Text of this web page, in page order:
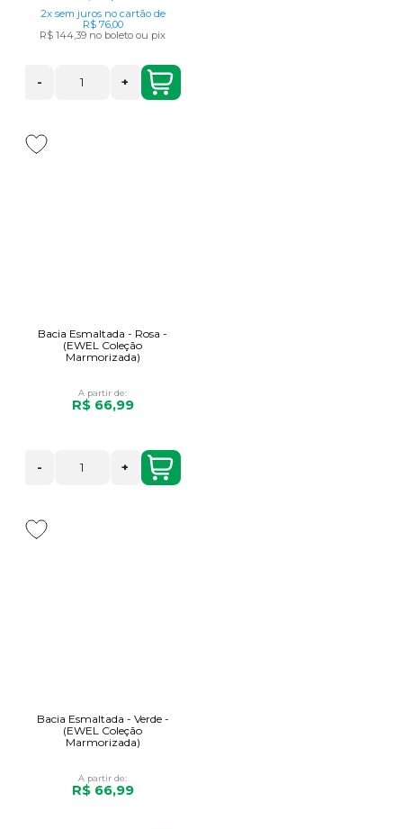
2x sem juros no cartãode
R$ 76,00
R$ 144,39 no boleto ou pix
- +
Bacia Esmaltada - Rosa -
(EWEL Coleção
Marmorizada)
A partir de:
R$ 66,99
- +
Bacia Esmaltada - Verde -
(EWEL Coleção
Marmorizada)
A partir de:
R$ 66,99